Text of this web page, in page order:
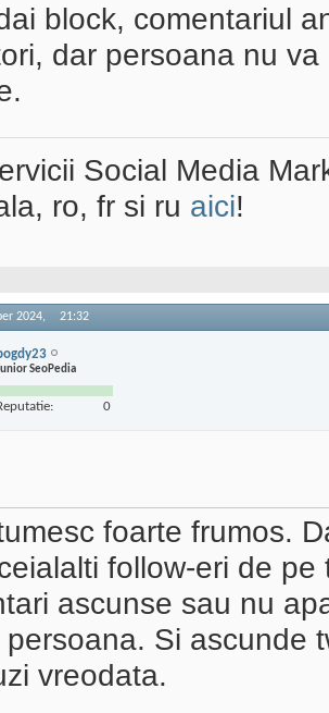
block, comentariul
dar persoana nu
Social Media
ro, fr si ru aici!
2024, 21:32
SeoPedia
0
foarte frumos.
follow-eri de
ascunse sau nu
Si ascunde
vreodata.